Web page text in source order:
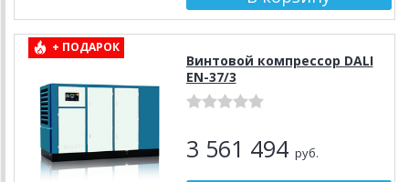
+ ПОДАРОК
Винтовой компрессор DALI
EN-37/3
3 561 494 руб.